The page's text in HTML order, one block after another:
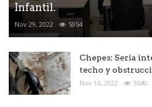
Infantil.
Nov 29, 2022 5054
Chepes: Seria
techo y
Nov 16, 2022 5540